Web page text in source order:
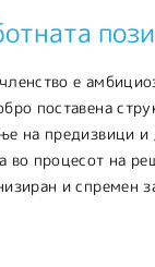
е
поставена
на предизвици
во процесот на
и спремен